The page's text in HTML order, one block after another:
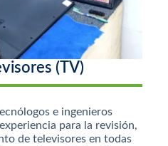
(TV)
e ingenieros
para la revisión,
de televisores en todas